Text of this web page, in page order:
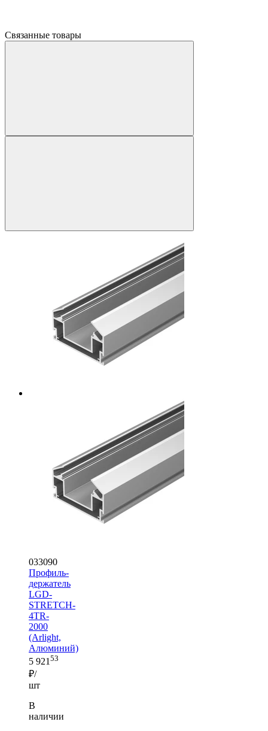
Связанные товары
033090
Профиль-
держатель
LGD-
STRETCH-
4TR-
2000
(Arlight,
Алюминий)
5 921 53
₽/
шт
В
наличии